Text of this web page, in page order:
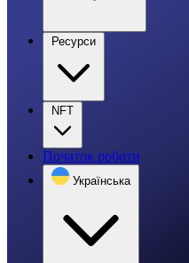
Ресурси
NFT
Початок роботи
Українська